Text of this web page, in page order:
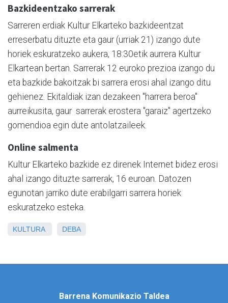
Bazkideentzako sarrerak
Sarreren erdiak Kultur Elkarteko bazkideentzat
erreserbatu dituzte eta gaur (urriak 21) izango dute
horiek eskuratzeko aukera, 18:30etik aurrera Kultur
Elkartean bertan. Sarrerak 12 euroko prezioa izango du
eta bazkide bakoitzak bi sarrera erosi ahal izango ditu
gehienez. Ekitaldiak izan dezakeen "harrera beroa"
aurreikusita, gaur sarrerak erostera "garaiz" agertzeko
gomendioa egin dute antolatzaileek.
Online salmenta
Kultur Elkarteko bazkide ez direnek Internet bidez erosi
ahal izango dituzte sarrerak, 16 euroan. Datozen
egunotan jarriko dute erabilgarri sarrera horiek
eskuratzeko esteka.
KULTURA DEBA
Barrena Komunikazio Taldea